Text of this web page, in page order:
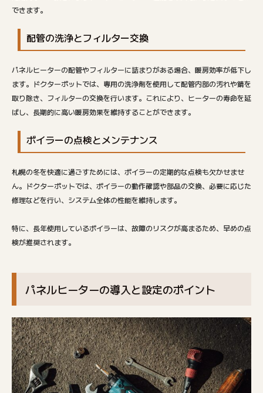
できます。
配管の洗浄とフィルター交換
パネルヒーターの配管やフィルターに詰まりがある場合、暖房効率が低下し
ます。ドクターポットでは、専用の洗浄剤を使用して配管内部の汚れや錆を
取り除き、フィルターの交換を行います。これにより、ヒーターの寿命を延
ばし、長期的に高い暖房効果を維持することができます。
ボイラーの点検とメンテナンス
札幌の冬を快適に過ごすためには、ボイラーの定期的な点検も欠かせませ
ん。ドクターポットでは、ボイラーの動作確認や部品の交換、必要に応じた
修理などを行い、システム全体の性能を維持します。
特に、長年使用しているボイラーは、故障のリスクが高まるため、早めの点
検が推奨されます。
パネルヒーターの導入と設定のポイント